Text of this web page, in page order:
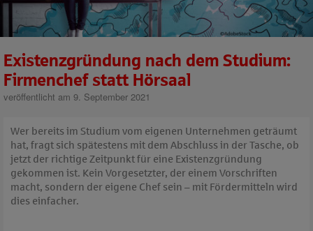
Existenzgründung nach dem Studium:
Firmenchef statt Hörsaal
veröffentlicht am 9. September 2021
Wer bereits im Studium vom eigenen Unternehmen geträumt
hat, fragt sich spätestens mit dem Abschluss in der Tasche, ob
jetzt der richtige Zeitpunkt für eine Existenzgründung
gekommen ist. Kein Vorgesetzter, der einem Vorschriften
macht, sondern der eigene Chef sein – mit Fördermitteln wird
dies einfacher.